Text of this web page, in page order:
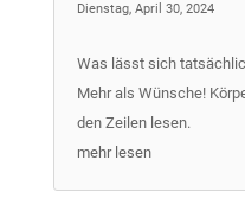
Dienstag, April 30, 2024
Was lässt sich
Mehr als Wünsche!
den Zeilen lesen.
mehr lesen